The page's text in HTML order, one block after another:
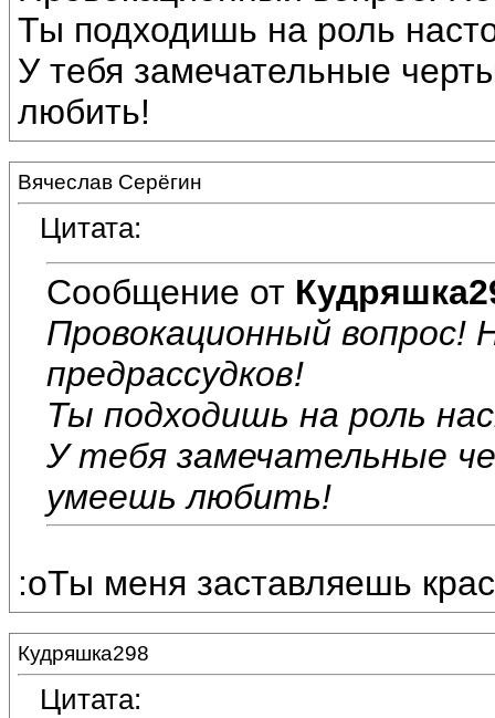
Ты подходишь на роль
У тебя замечательные
любить!
Вячеслав Серёгин
Цитата:
Сообщение от
Провокационный вопрос!
предрассудков!
Ты подходишь на роль
У тебя замечательные
умеешь любить!
:oТы меня заставляешь
Кудряшка298
Цитата: